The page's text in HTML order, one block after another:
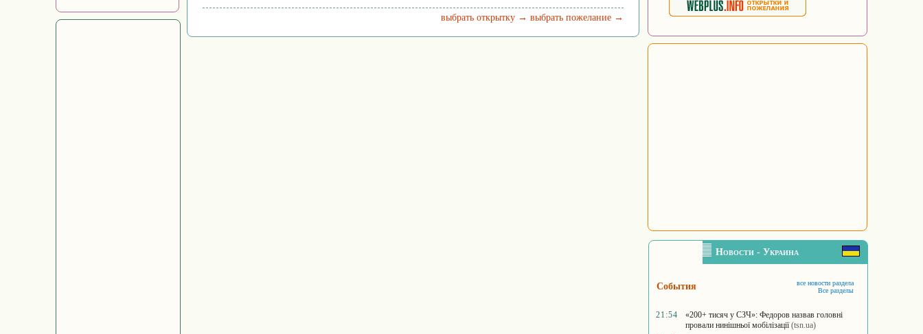
выбрать открытку → выбрать пожелание →
Новости - Украина
События
все новости раздела
Все разделы
21:54
«200+ тисяч у СЗЧ»: Федоров назвав головні
провали нинішньої мобілізації (tsn.ua)